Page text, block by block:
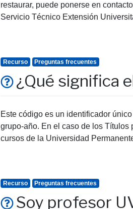
restaurar, puede ponerse en
Servicio Técnico Extensión
Recurso Preguntas frecuentes
¿Qué significa
Este código es un identificador
grupo-año. En el caso de los
cursos de la Universidad
Recurso Preguntas frecuentes
Soy profesor